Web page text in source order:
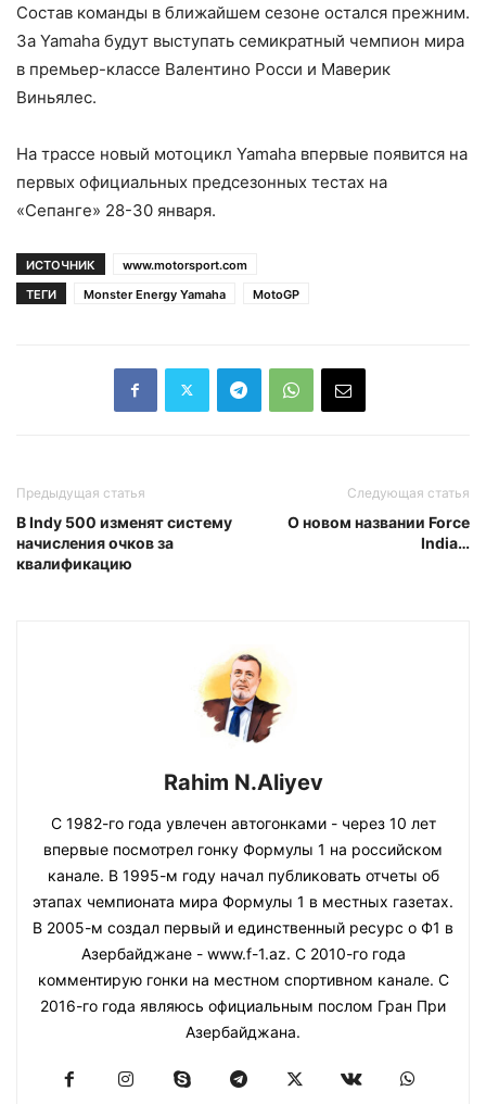
Состав команды в ближайшем сезоне остался прежним.
За Yamaha будут выступать семикратный чемпион мира
в премьер-классе Валентино Росси и Маверик
Виньялес.
На трассе новый мотоцикл Yamaha впервые появится на
первых официальных предсезонных тестах на
«Сепанге» 28-30 января.
ИСТОЧНИК
www.motorsport.com
ТЕГИ
Monster Energy Yamaha MotoGP
Предыдущая статья
В Indy 500 изменят систему
начисления очков за
квалификацию
Следующая статья
О новом названии Force
India…
Rahim N.Aliyev
С 1982-го года увлечен автогонками - через 10 лет
впервые посмотрел гонку Формулы 1 на российском
канале. В 1995-м году начал публиковать отчеты об
этапах чемпионата мира Формулы 1 в местных газетах.
В 2005-м создал первый и единственный ресурс о Ф1 в
Азербайджане - www.f-1.az. С 2010-го года
комментирую гонки на местном спортивном канале. С
2016-го года являюсь официальным послом Гран При
Азербайджана.